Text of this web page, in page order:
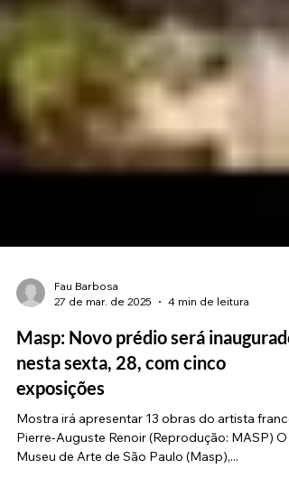
Fau Barbosa
27 de mar. de 2025
4 min de leitura
Masp: Novo prédio será inaugurado
nesta sexta, 28, com cinco
exposições
Mostra irá apresentar 13 obras do artista